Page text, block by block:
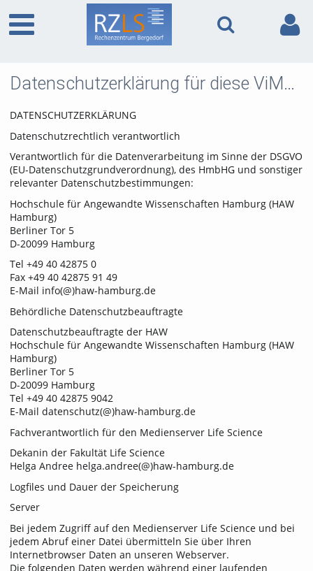
Datenschutzerklärung für diese ViMP basierte Internetseite inkl. Unterseiten
DATENSCHUTZERKLÄRUNG
Datenschutzrechtlich verantwortlich
Verantwortlich für die Datenverarbeitung im Sinne der DSGVO
(EU-Datenschutzgrundverordnung), des HmbHG und sonstiger
relevanter Datenschutzbestimmungen:
Hochschule für Angewandte Wissenschaften Hamburg (HAW
Hamburg)
Berliner Tor 5
D-20099 Hamburg
Tel +49 40 42875 0
Fax +49 40 42875 91 49
E-Mail info(@)haw-hamburg.de
Behördliche Datenschutzbeauftragte
Datenschutzbeauftragte der HAW
Hochschule für Angewandte Wissenschaften Hamburg (HAW
Hamburg)
Berliner Tor 5
D-20099 Hamburg
Tel +49 40 42875 9042
E-Mail datenschutz(@)haw-hamburg.de
Fachverantwortlich für den Medienserver Life Science
Dekanin der Fakultät Life Science
Helga Andree helga.andree(@)haw-hamburg.de
Logfiles und Dauer der Speicherung
Server
Bei jedem Zugriff auf den Medienserver Life Science und bei
jedem Abruf einer Datei übermitteln Sie über Ihren
Internetbrowser Daten an unseren Webserver.
Die folgenden Daten werden während einer laufenden